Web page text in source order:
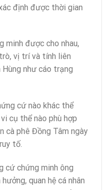
định được thời gian
minh được cho nhau,
vị trí và tính liên
như cáo trạng
cứ nào khác thể
cụ thể nào phù hợp
cà phê Đồng Tâm ngày
tố.
cứ chứng minh ông
quan hệ cá nhân